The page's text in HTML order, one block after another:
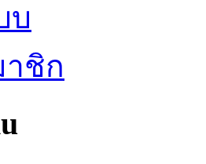
บ
ชิก